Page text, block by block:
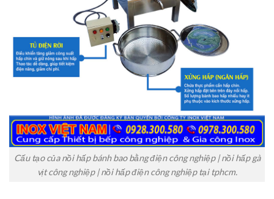
Cấu tạo của nồi hấp bánh bao bằng điện công nghiệp | nồi hấp gà
vịt công nghiệp | nồi hấp điện công nghiệp tại tphcm.